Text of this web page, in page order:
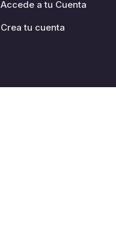
Accede a tu Cuenta
Crea tu cuenta